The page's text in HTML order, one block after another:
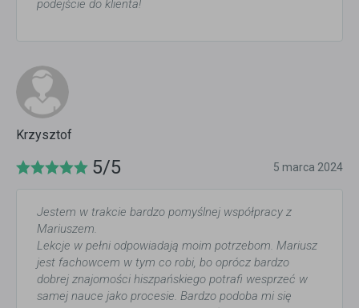
podejście do klienta!
Krzysztof
5/5 5 marca 2024
Jestem w trakcie bardzo pomyślnej współpracy z
Mariuszem.
Lekcje w pełni odpowiadają moim potrzebom. Mariusz
jest fachowcem w tym co robi, bo oprócz bardzo
dobrej znajomości hiszpańskiego potrafi wesprzeć w
samej nauce jako procesie. Bardzo podoba mi się